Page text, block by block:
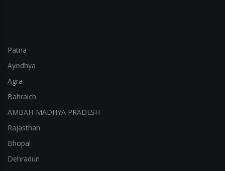
Patna
Ayodhya
Agra
Bahraich
AMBAH-MADHYA PRADESH
Rajasthan
Bhopal
Dehradun